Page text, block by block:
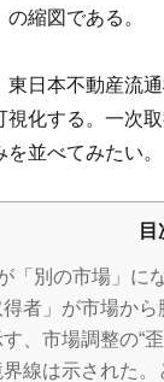
縮図である。
東日本不動産流
視化する。一次
並べてみたい。
目
「別の市場」に
得者」が市場か
、市場調整の“歪
線は示された